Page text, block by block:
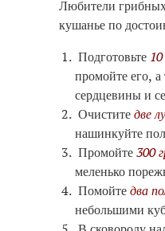
Любители
кушанье по
Подготовьте
промойте его, а
сердцевины и
Очиститедве
нашинкуйте
Промойте300
меленько
Помойтедва
небольшими